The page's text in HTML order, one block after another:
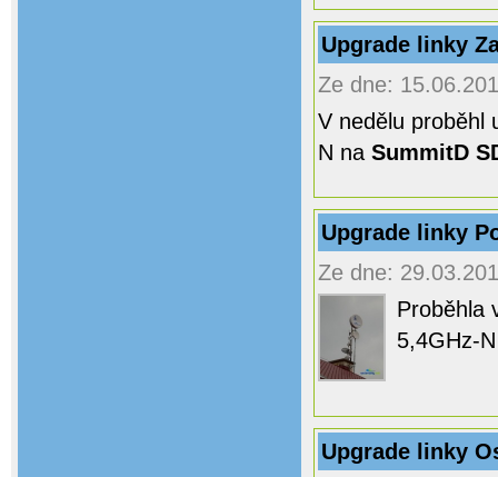
Upgrade linky
Ze dne:
V nedělu proběhl
N na SummitD
Upgrade linky
Ze dne:
Proběhla
5,4GHz-
Upgrade linky